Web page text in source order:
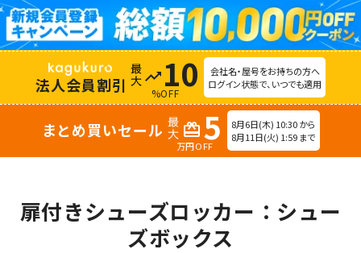
法人会員割引 trending_up 10
%OFF
会社名・屋号をお持ちの方へ
ログイン状態で、いつでも適用
まとめ買いセール redeem 5
万円OFF
8月6日(木) 10:30 から
8月11日(火) 1:59 まで
扉付きシューズロッカー：シュー
ズボックス